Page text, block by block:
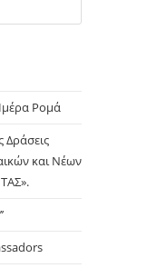
Escape
Ρομά
και Νέων